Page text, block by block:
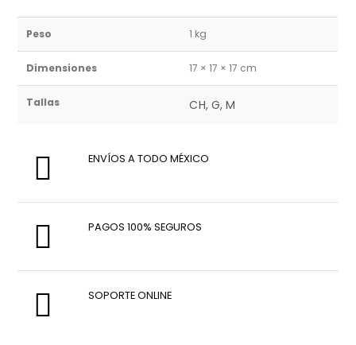
Peso 1 kg
Dimensiones 17 × 17 × 17 cm
Tallas CH, G, M
ENVÍOS A TODO MÉXICO
PAGOS 100% SEGUROS
SOPORTE ONLINE